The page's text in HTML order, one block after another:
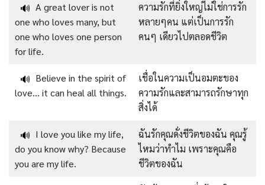
🔊 A great lover is not
one who loves many, but
one who loves one person
for life.
ความรักที่ยิ่งใหญ่ไม่ใช่การรัก
หลายๆคน แต่เป็นการรัก
คนๆ เดียวไปตลอดชีวิต
🔊 Believe in the spirit of
love… it can heal all things.
เชื่อในความเป็นอมตะของ
ความรักและสามารถรักษาทุก
สิ่งได้
🔊 I love you like my life,
do you know why? Because
you are my life.
ฉันรักคุณดั่งชีวิตของฉัน คุณรู้
ไหมว่าทำไม เพราะคุณคือ
ชีวิตของฉัน